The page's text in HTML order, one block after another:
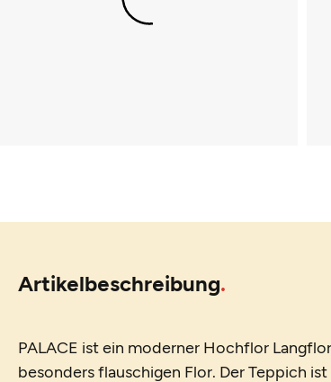
Artikelbeschreibung
PALACE ist ein moderner Hochflor
besonders flauschigen Flor. Der Teppich